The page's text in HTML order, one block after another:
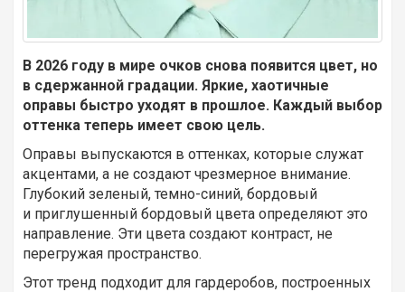
В 2026 году в мире очков снова появится цвет, но
в сдержанной градации. Яркие, хаотичные
оправы быстро уходят в прошлое. Каждый выбор
оттенка теперь имеет свою цель.
Оправы выпускаются в оттенках, которые служат
акцентами, а не создают чрезмерное внимание.
Глубокий зеленый, темно-синий, бордовый
и приглушенный бордовый цвета определяют это
направление. Эти цвета создают контраст, не
перегружая пространство.
Этот тренд подходит для гардеробов, построенных